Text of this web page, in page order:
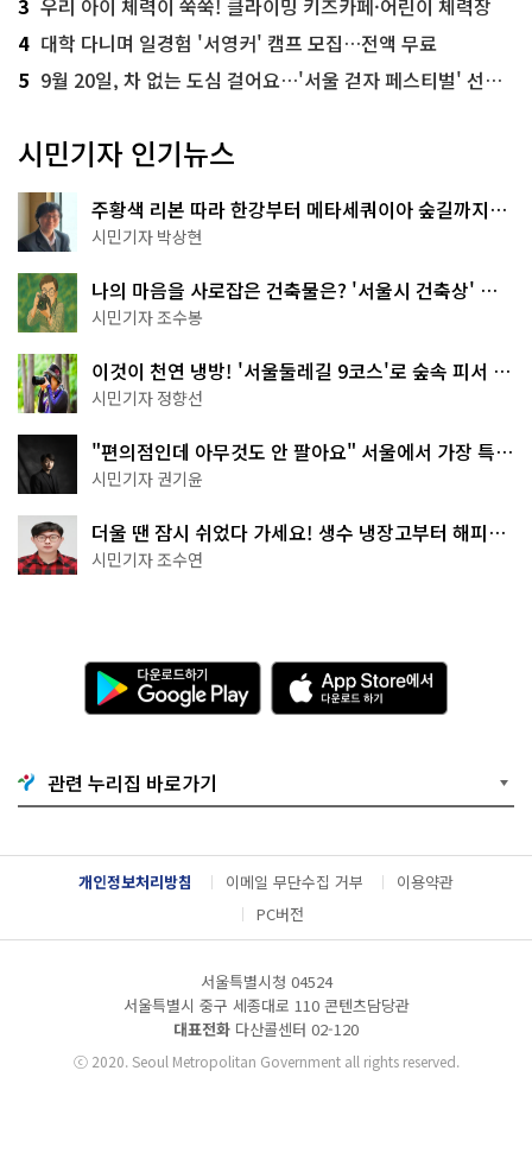
3 우리 아이 체력이 쑥쑥! 클라이밍 키즈카페·어린이 체력장
4 대학 다니며 일경험 '서영커' 캠프 모집…전액 무료
5 9월 20일, 차 없는 도심 걸어요…'서울 걷자 페스티벌' 선착순 5천명
시민기자 인기뉴스
주황색 리본 따라 한강부터 메타세쿼이아 숲길까지…
서울둘레길 15코스
시민기자 박상현
나의 마음을 사로잡은 건축물은? '서울시 건축상' 수
상작 공개!
시민기자 조수봉
이것이 천연 냉방! '서울둘레길 9코스'로 숲속 피서 떠
나볼까
시민기자 정향선
"편의점인데 아무것도 안 팔아요" 서울에서 가장 특별
한 편의점의 정체
시민기자 권기윤
더울 땐 잠시 쉬었다 가세요! 생수 냉장고부터 해피소
·무더위쉼터까지
시민기자 조수연
다
운
로
기
G
o
g
l
e
l
A
p
p
e
서
다
운
드
관련 누리집 바로가기
개인정보처리방침 이메일 무단수집 거부
이용약관
PC버전
서울특별시청 04524
서울특별시 중구 세종대로 110 콘텐츠담당관
대표전화 다산콜센터 02-120
ⓒ2020. Seoul Metropolitan Government all rights reserved.